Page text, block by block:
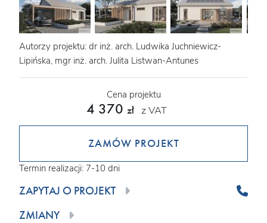
Autorzy projektu: dr inż. arch. Ludwika Juchniewicz-
Lipińska, mgr inż. arch. Julita Listwan-Antunes
Cena projektu
4 370 zł z VAT
ZAMÓW PROJEKT
Termin realizacji: 7-10 dni
ZAPYTAJ O PROJEKT
ZMIANY